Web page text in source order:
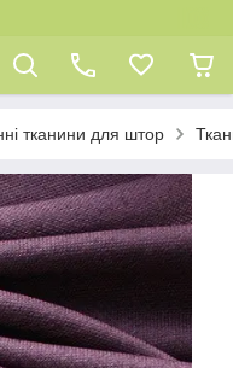
тканини для штор